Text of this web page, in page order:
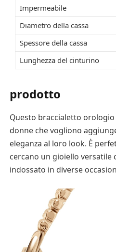
Impermeabile
Diametro della cassa
Spessore della cassa
Lunghezza del cinturino
prodotto
Questo braccialetto
donne che vogliono
eleganza al loro look. È
cercano un gioiello versatile
indossato in diverse